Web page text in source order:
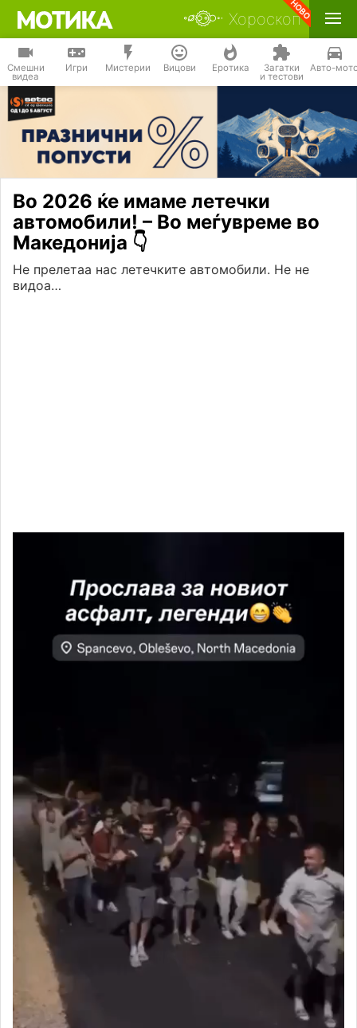
Хороскоп
Смешни
видеа
Игри Мистерии Вицови Еротика Загатки
и тестови
Авто-
Во 2026 ќе имаме летечки
автомобили! – Во меѓувреме во
Македонија 👇
Не прелетаа нас летечките автомобили. Не не
видоа…